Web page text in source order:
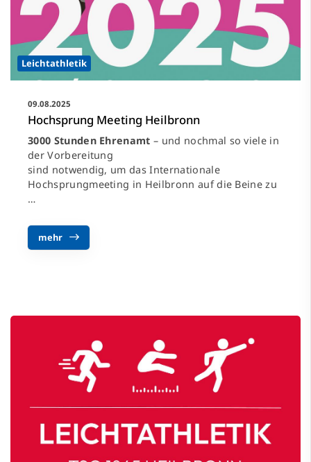
Leichtathletik
09.08.2025
Hochsprung Meeting Heilbronn
3000 Stunden Ehrenamt – und nochmal so viele in
der Vorbereitung
sind notwendig, um das Internationale
Hochsprungmeeting in Heilbronn auf die Beine zu
…
mehr